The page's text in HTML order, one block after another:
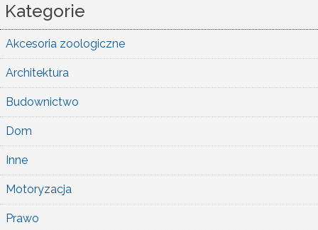
Kategorie
Akcesoria zoologiczne
Architektura
Budownictwo
Dom
Inne
Motoryzacja
Prawo